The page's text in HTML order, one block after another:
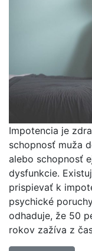
Impotencia je
schopnosť muža
alebo schopnosť
dysfunkcie.
prispievať k
psychické
odhaduje, že 50
rokov zažíva z